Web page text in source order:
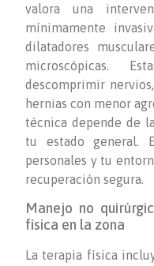
valora una
mínimamente
dilatadores
microscópicas.
descomprimir
hernias con menor
técnica depende de
tu estado general.
personales y tu
recuperación segura.
Manejo no
física en la zona
La terapia física